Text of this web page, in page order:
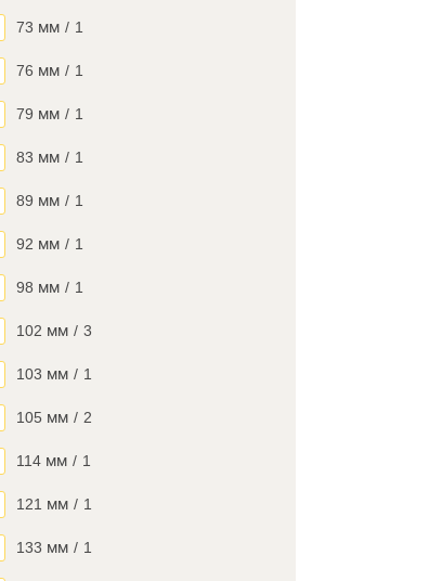
73 мм / 1
76 мм / 1
79 мм / 1
83 мм / 1
89 мм / 1
92 мм / 1
98 мм / 1
102 мм / 3
103 мм / 1
105 мм / 2
114 мм / 1
121 мм / 1
133 мм / 1